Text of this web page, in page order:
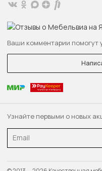
Узнайте первыми о новых
Email
Ваши комментарии помогут